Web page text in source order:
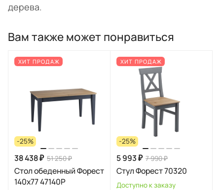
дерева.
Вам также может понравиться
ХИТ ПРОДАЖ
-25%
38 438 ₽ 51 250 ₽
Стол обеденный Форест
140х77 47140Р
ХИТ ПРОДАЖ
-25%
5 993 ₽ 7 990 ₽
Стул Форест 70320
Доступно к заказу